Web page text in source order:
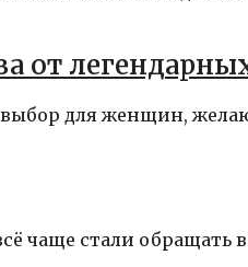
от
для женщин,
чаще стали обращать